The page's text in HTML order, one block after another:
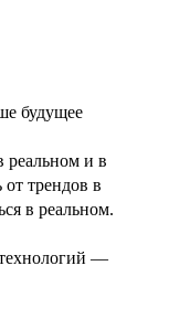
будущее
и в
трендов в
в реальном.
—